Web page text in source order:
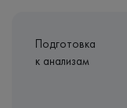
Подготовка
к анализам